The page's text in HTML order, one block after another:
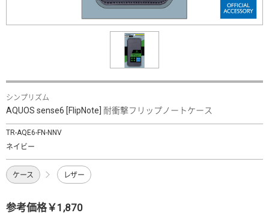
シンプリズム
AQUOS sense6 [FlipNote] 耐衝撃フリップノートケース
TR-AQE6-FN-NNV
ネイビー
ケース レザー
参考価格￥1,870